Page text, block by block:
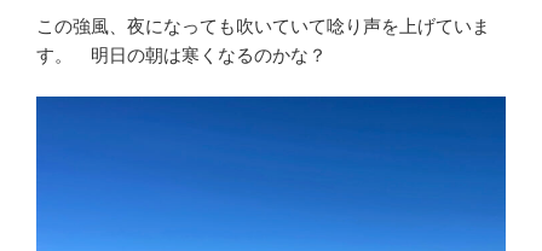
この強風、夜になっても吹いていて唸り声を上げていま
す。 明日の朝は寒くなるのかな？